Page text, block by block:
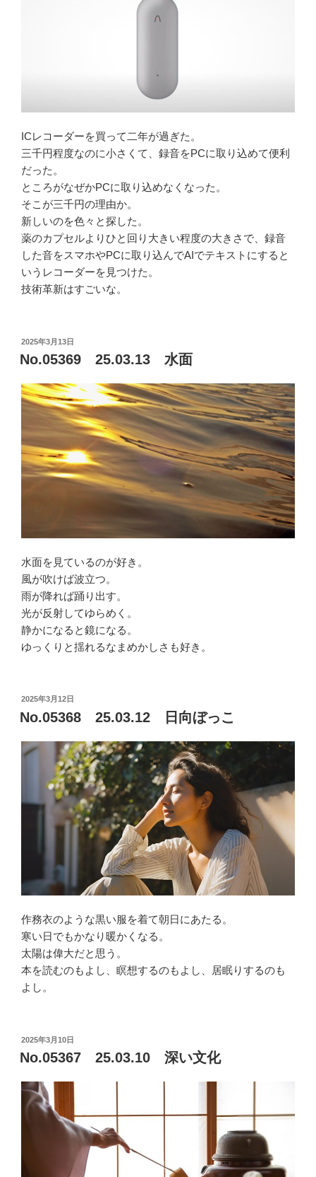
ICレコーダーを買って二年が過ぎた。
三千円程度なのに小さくて、録音をPCに取り込めて便利
だった。
ところがなぜかPCに取り込めなくなった。
そこが三千円の理由か。
新しいのを色々と探した。
薬のカプセルよりひと回り大きい程度の大きさで、録音
した音をスマホやPCに取り込んでAIでテキストにすると
いうレコーダーを見つけた。
技術革新はすごいな。
投
稿
日:
2025年3月13日
No.05369 25.03.13 水面
水面を見ているのが好き。
風が吹けば波立つ。
雨が降れば踊り出す。
光が反射してゆらめく。
静かになると鏡になる。
ゆっくりと揺れるなまめかしさも好き。
投
稿
日:
2025年3月12日
No.05368 25.03.12 日向ぼっこ
作務衣のような黒い服を着て朝日にあたる。
寒い日でもかなり暖かくなる。
太陽は偉大だと思う。
本を読むのもよし、瞑想するのもよし、居眠りするのも
よし。
投
稿
日:
2025年3月10日
No.05367 25.03.10 深い文化